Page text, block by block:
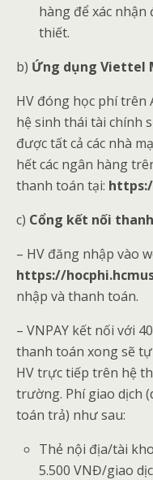
hàng để xác nhận
thiết.
b) Ứng dụng Viettel
HV đóng học phí trên
hệ sinh thái tài chính
được tất cả các nhà
hết các ngân hàng
thanh toán tại:
c) Cổng kết nối
– HV đăng nhập vào
https://
nhập và thanh toán.
– VNPAY kết nối với
thanh toán xong sẽ
HV trực tiếp trên hệ
trường. Phí giao dịch
toán trả) như sau:
Thẻ nội địa/tài
5.500 VNĐ/giao